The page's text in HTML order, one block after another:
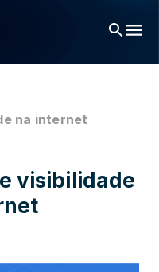
na internet
visibilidade